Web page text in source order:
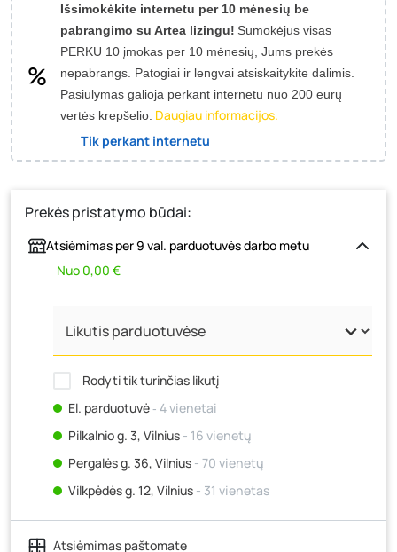
Išsimokėkite internetu per 10 mėnesių be
pabrangimo su Artea lizingu! Sumokėjus visas
PERKU 10 įmokas per 10 mėnesių, Jums prekės
nepabrangs. Patogiai ir lengvai atsiskaitykite dalimis.
Pasiūlymas galioja perkant internetu nuo 200 eurų
vertės krepšelio. Daugiau informacijos.
Tik perkant internetu
Prekės pristatymo būdai:
Atsiėmimas per 9 val. parduotuvės darbo metu
Nuo 0,00 €
Rodyti tik turinčias likutį
El. parduotuvė‐ 4 vienetai
Pilkalnio g. 3, Vilnius - 16 vienetų
Pergalės g. 36, Vilnius - 70 vienetų
Vilkpėdės g. 12, Vilnius - 31 vienetas
Ateities g. 15, Vilnius- 21 vienetas
Kauno r., Narsiečių k., Vytauto g. 183, Kaunas
Atsiėmimas paštomate